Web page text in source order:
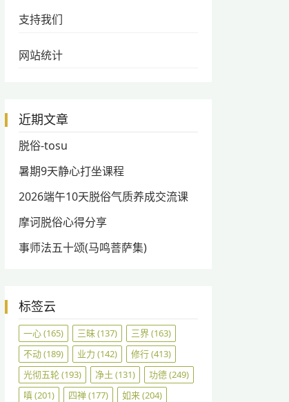
支持我们
网站统计
近期文章
脱俗-tosu
暑期9天静心打坐课程
2026端午10天脱俗气质养成交流课
摩诃脱俗心得分享
事师法五十颂(马鸣菩萨集)
标签云
一心(165) 三昧(137) 三界(163)
不动(189) 业力 (142) 修行(413)
光彻五轮(193) 净土 (131) 功德(249)
嗔(201) 四禅(177) 如来(204)